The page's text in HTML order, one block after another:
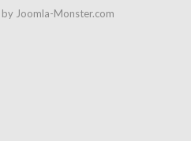
by Joomla-Monster.com